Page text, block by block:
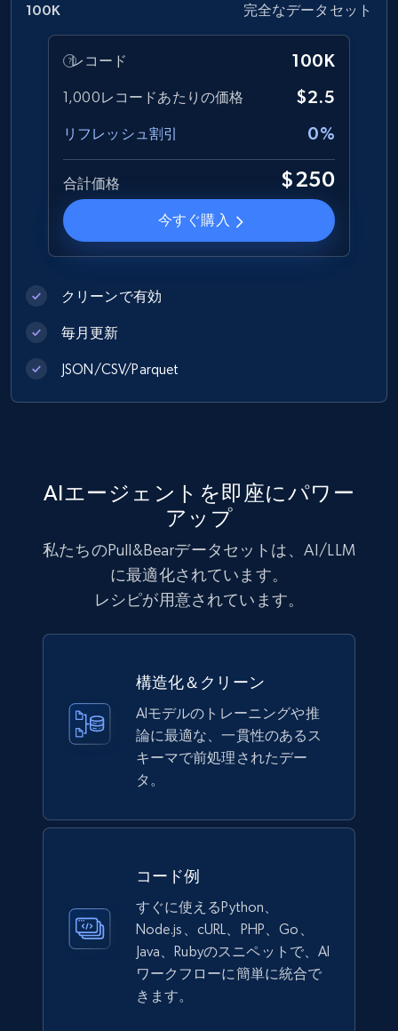
Zara - Products
Category id, Product id, Product name, Price,
Currency, Colour code, Colour, Description, and
eCommerce
1.2K+ 今すぐ購入
URL, Product id, Title, Images, Final price,
eCommerce
Lowes.com
Model number, Gtin ean pn, Product name, and
162+ 今すぐ購入
Lazada - Products
URL, Title, Rating, Reviews, Initial price, Final
price, Currency, Stock, and more.
988+ 160+ 今すぐ購入
Ikea - Products
100K 完全なデータセット
レコード 100K
1,000レコードあたりの価格 $2.5
リフレッシュ割引 0%
合計価格 $250
今すぐ購入
クリーンで有効
毎月更新
JSON/CSV/Parquet
AIエージェントを即座にパワー
アップ
私たちのPull&Bearデータセットは、AI/LLM
に最適化されています。
レシピが用意されています。
構造化＆クリーン
AIモデルのトレーニングや推
論に最適な、一貫性のあるス
キーマで前処理されたデー
タ。
コード例
すぐに使えるPython、
Node.js、cURL、PHP、Go、
Java、Rubyのスニペットで、AI
ワークフローに簡単に統合で
きます。